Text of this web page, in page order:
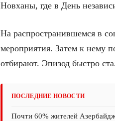
Новханы, где в День
На распространившемся в
мероприятия. Затем к нему
отбирают. Эпизод быстро
ПОСЛЕДНИЕ НОВОСТИ
Почти 60% жителей